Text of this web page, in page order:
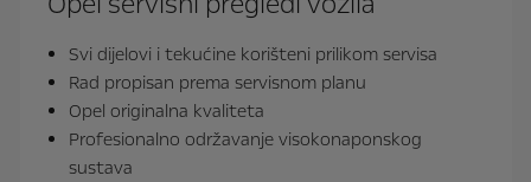
Svi dijelovi i tekućine korišteni prilikom servisa
Rad propisan prema servisnom planu
Opel originalna kvaliteta
Profesionalno održavanje visokonaponskog
sustava